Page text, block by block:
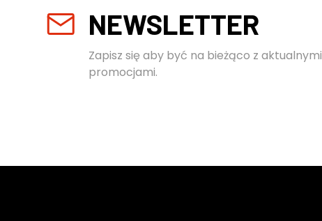
NEWSLETTER
Zapisz się aby być na bieżąco z aktualnymi
promocjami.